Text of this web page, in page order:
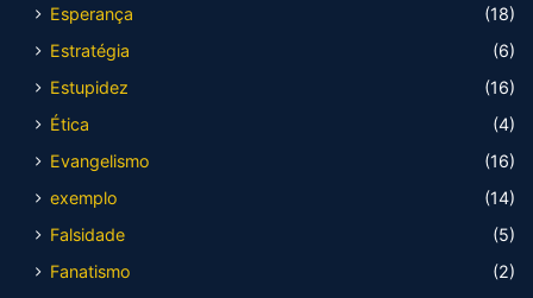
Esperança
(18)
Estratégia
(6)
Estupidez
(16)
Ética
(4)
Evangelismo
(16)
exemplo
(14)
Falsidade
(5)
Fanatismo
(2)